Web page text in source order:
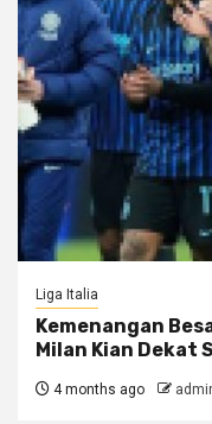
Liga Italia
Kemenangan
Milan Kian Dekat
4 months ago